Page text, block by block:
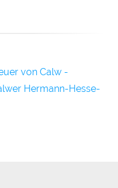
von Calw -
Hermann-Hesse-